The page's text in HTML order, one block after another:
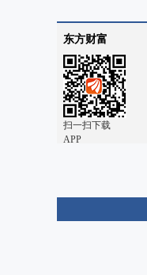
东方财富
扫一扫下载
APP